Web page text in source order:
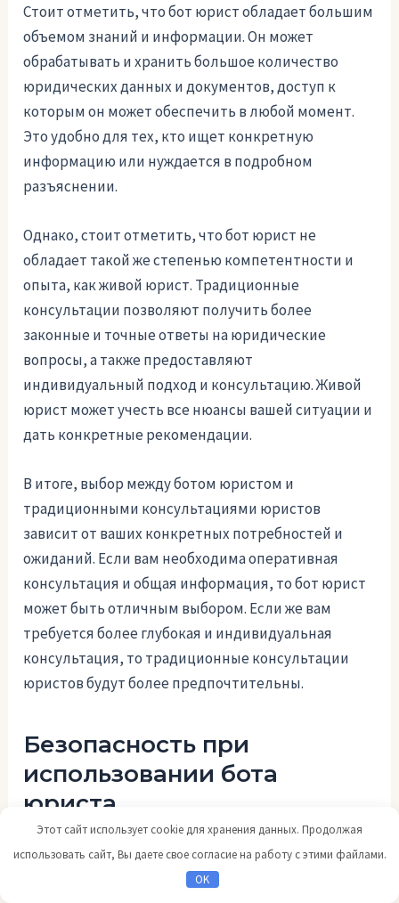
Стоит отметить, что бот юрист обладает большим
объемом знаний и информации. Он может
обрабатывать и хранить большое количество
юридических данных и документов, доступ к
которым он может обеспечить в любой момент.
Это удобно для тех, кто ищет конкретную
информацию или нуждается в подробном
разъяснении.
Однако, стоит отметить, что бот юрист не
обладает такой же степенью компетентности и
опыта, как живой юрист. Традиционные
консультации позволяют получить более
законные и точные ответы на юридические
вопросы, а также предоставляют
индивидуальный подход и консультацию. Живой
юрист может учесть все нюансы вашей ситуации и
дать конкретные рекомендации.
В итоге, выбор между ботом юристом и
традиционными консультациями юристов
зависит от ваших конкретных потребностей и
ожиданий. Если вам необходима оперативная
консультация и общая информация, то бот юрист
может быть отличным выбором. Если же вам
требуется более глубокая и индивидуальная
консультация, то традиционные консультации
юристов будут более предпочтительны.
Безопасность при
использовании бота
юриста
При использовании бота юриста важно
обеспечить максимальную безопасность для
Этот сайт использует cookie для хранения данных. Продолжая
использовать сайт, Вы даете свое согласие на работу с этими файлами.
OK